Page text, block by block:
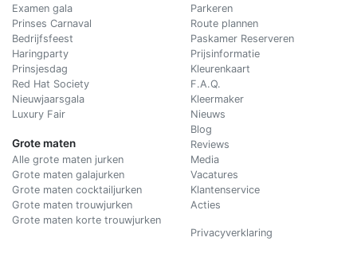
Examen gala
Prinses Carnaval
Bedrijfsfeest
Haringparty
Prinsjesdag
Red Hat Society
Nieuwjaarsgala
Luxury Fair
Grote maten
Alle grote maten jurken
Grote maten galajurken
Grote maten cocktailjurken
Grote maten trouwjurken
Grote maten korte trouwjurken
Parkeren
Route plannen
Paskamer Reserveren
Prijsinformatie
Kleurenkaart
F.A.Q.
Kleermaker
Nieuws
Blog
Reviews
Media
Vacatures
Klantenservice
Acties
Privacyverklaring